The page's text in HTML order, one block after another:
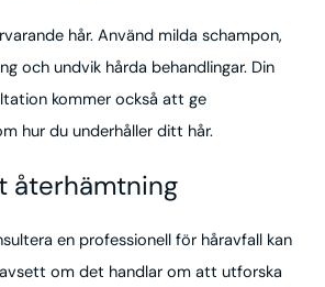
hår. Använd milda schampon,
och undvik hårda behandlingar. Din
kommer också att ge
hur du underhåller ditt hår.
återhämtning
en professionell för håravfall kan
om det handlar om att utforska